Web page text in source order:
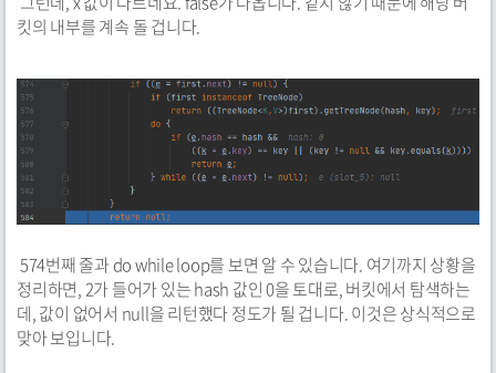
킷의 내부를 계속 돌 겁니다.
574번째 줄과 do while loop를 보면 알 수 있습니다. 여기까지 상황을
정리하면, 2가 들어가 있는 hash 값인 0을 토대로, 버킷에서 탐색하는
데, 값이 없어서 null을 리턴했다 정도가 될 겁니다. 이것은 상식적으로
맞아 보입니다.